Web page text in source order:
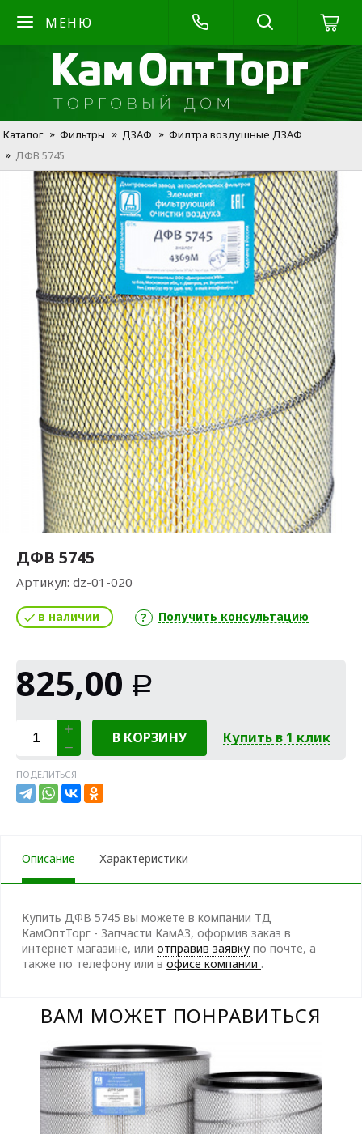
МЕНЮ
Каталог Фильтры ДЗАФ
Филтра воздушные ДЗАФ
ДФВ 5745
ДФВ 5745
Артикул: dz-01-020
в наличии Получить консультацию
825,00 Р
В КОРЗИНУ Купить в 1 клик
ПОДЕЛИТЬСЯ:
Описание Характеристики
Купить ДФВ 5745 вы можете в компании ТД
КамОптТорг - Запчасти КамАЗ, оформив заказ в
интернет магазине, или отправив заявку по почте, а
также по телефону или в офисе компании .
ВАМ МОЖЕТ ПОНРАВИТЬСЯ